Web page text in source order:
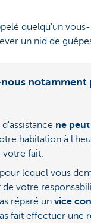
quelqu'un
un nid de
notamment
ne peut
habitation à
votre fait.
lequel vous
de votre
réparé un vice
fait effectuer une